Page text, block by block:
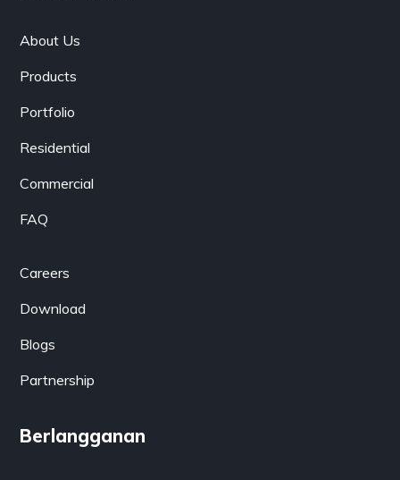
About Us
Products
Portfolio
Residential
Commercial
FAQ
Careers
Download
Blogs
Partnership
Berlangganan